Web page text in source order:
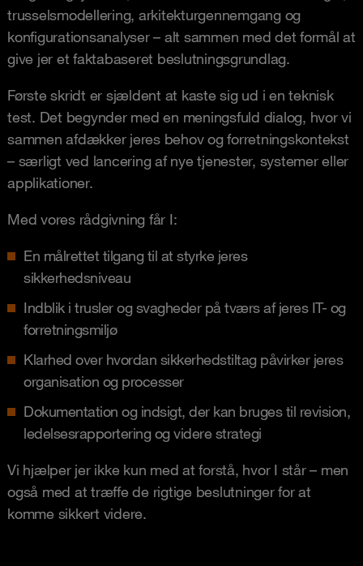
trusselsmodellering, arkitekturgennemgang og
konfigurationsanalyser – alt sammen med det formål at
give jer et faktabaseret beslutningsgrundlag.
Første skridt er sjældent at kaste sig ud i en teknisk
test. Det begynder med en meningsfuld dialog, hvor vi
sammen afdækker jeres behov og forretningskontekst
– særligt ved lancering af nye tjenester, systemer eller
applikationer.
Med vores rådgivning får I:
En målrettet tilgang til at styrke jeres
sikkerhedsniveau
Indblik i trusler og svagheder på tværs af jeres IT- og
forretningsmiljø
Klarhed over hvordan sikkerhedstiltag påvirker jeres
organisation og processer
Dokumentation og indsigt, der kan bruges til revision,
ledelsesrapportering og videre strategi
Vi hjælper jer ikke kun med at forstå, hvor I står – men
også med at træffe de rigtige beslutninger for at
komme sikkert videre.